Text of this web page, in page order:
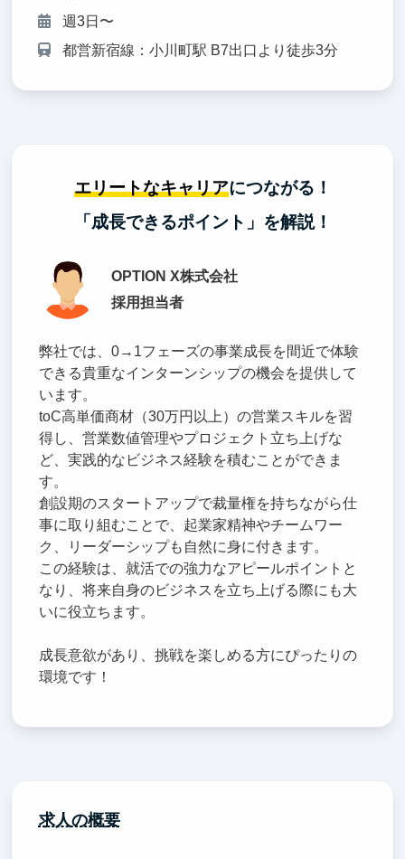
週3日〜
都営新宿線：小川町駅 B7出口より徒歩3分
エリートなキャリアにつながる！
「成長できるポイント」を解説！
OPTION X株式会社
採用担当者
弊社では、0→1フェーズの事業成長を間近で体験
できる貴重なインターンシップの機会を提供して
います。
toC高単価商材（30万円以上）の営業スキルを習
得し、営業数値管理やプロジェクト立ち上げな
ど、実践的なビジネス経験を積むことができま
す。
創設期のスタートアップで裁量権を持ちながら仕
事に取り組むことで、起業家精神やチームワー
ク、リーダーシップも自然に身に付きます。
この経験は、就活での強力なアピールポイントと
なり、将来自身のビジネスを立ち上げる際にも大
いに役立ちます。
成長意欲があり、挑戦を楽しめる方にぴったりの
環境です！
求人の概要